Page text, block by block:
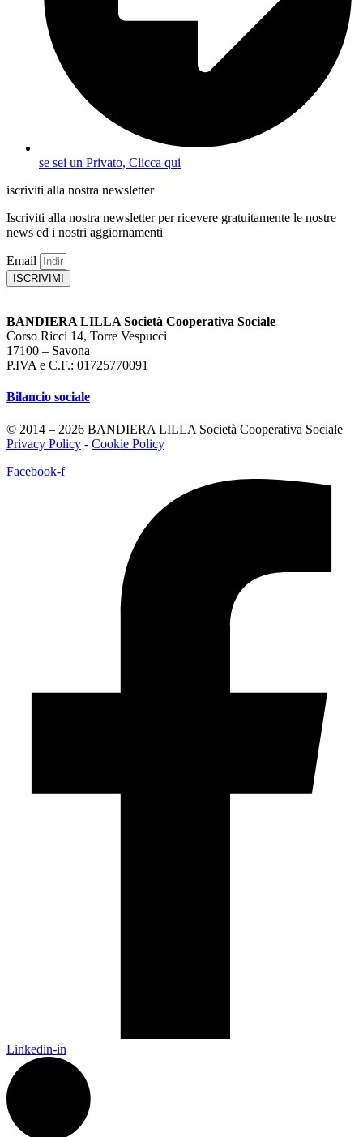
se sei un Privato, Clicca qui
iscriviti alla nostra newsletter
Iscriviti alla nostra newsletter per ricevere gratuitamente le nostre
news ed i nostri aggiornamenti
Email
ISCRIVIMI
BANDIERA LILLA Società Cooperativa Sociale
Corso Ricci 14, Torre Vespucci
17100 – Savona
P.IVA e C.F.: 01725770091
Bilancio sociale
© 2014 – 2026 BANDIERA LILLA Società Cooperativa Sociale
Privacy Policy - Cookie Policy
Facebook-f
Linkedin-in